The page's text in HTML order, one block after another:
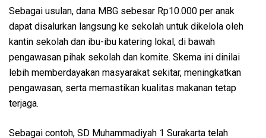
Sebagai usulan, dana MBG sebesar Rp10.000 per anak
dapat disalurkan langsung ke sekolah untuk dikelola oleh
kantin sekolah dan ibu-ibu katering lokal, di bawah
pengawasan pihak sekolah dan komite. Skema ini dinilai
lebih memberdayakan masyarakat sekitar, meningkatkan
pengawasan, serta memastikan kualitas makanan tetap
terjaga.
Sebagai contoh, SD Muhammadiyah 1 Surakarta telah